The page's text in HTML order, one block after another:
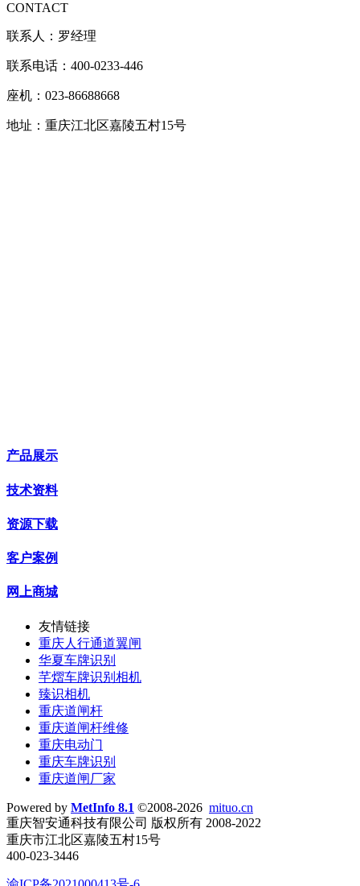
CONTACT
联系人：罗经理
联系电话：400-0233-446
座机：023-86688668
地址：重庆江北区嘉陵五村15号
产品展示
技术资料
资源下载
客户案例
网上商城
友情链接
重庆人行通道翼闸
华夏车牌识别
芊熠车牌识别相机
臻识相机
重庆道闸杆
重庆道闸杆维修
重庆电动门
重庆车牌识别
重庆道闸厂家
Powered by MetInfo 8.1 ©2008-2026 mituo.cn
重庆智安通科技有限公司 版权所有 2008-2022
重庆市江北区嘉陵五村15号
400-023-3446